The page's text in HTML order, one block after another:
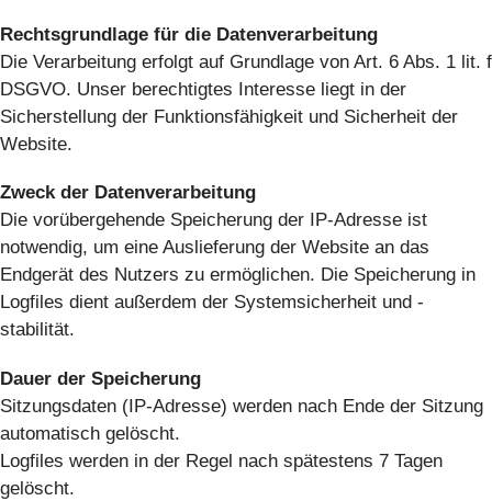
Rechtsgrundlage für die Datenverarbeitung
Die Verarbeitung erfolgt auf Grundlage von Art. 6 Abs. 1 lit. f
DSGVO. Unser berechtigtes Interesse liegt in der
Sicherstellung der Funktionsfähigkeit und Sicherheit der
Website.
Zweck der Datenverarbeitung
Die vorübergehende Speicherung der IP-Adresse ist
notwendig, um eine Auslieferung der Website an das
Endgerät des Nutzers zu ermöglichen. Die Speicherung in
Logfiles dient außerdem der Systemsicherheit und -
stabilität.
Dauer der Speicherung
Sitzungsdaten (IP-Adresse) werden nach Ende der Sitzung
automatisch gelöscht.
Logfiles werden in der Regel nach spätestens 7 Tagen
gelöscht.